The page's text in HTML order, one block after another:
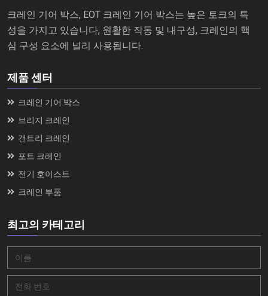
크레인 기어 박스, EOT 크레인 기어 박스는 높은 토크의 특
성을 가지고 있습니다, 원활한 작동 및 내구성, 크레인의 핵
심 구성 요소에 널리 사용됩니다.
제품 센터
크레인 기어 박스
브리지 크레인
갠트리 크레인
포트 크레인
전기 호이스트
크레인 부품
최고의 카테고리